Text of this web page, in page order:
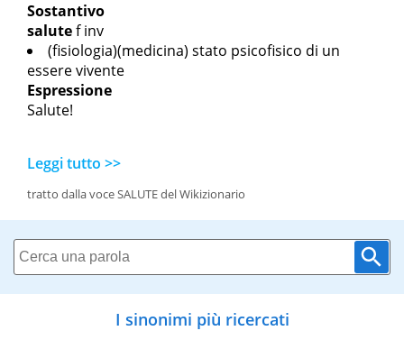
Sostantivo
salutef inv
(fisiologia)(medicina) stato psicofisico di un
essere vivente
Espressione
Salute!
Leggi tutto >>
tratto dalla voce SALUTE del Wikizionario
I sinonimi più ricercati